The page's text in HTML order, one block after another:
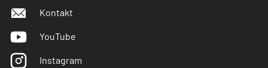
Kontakt
YouTube
Instagram